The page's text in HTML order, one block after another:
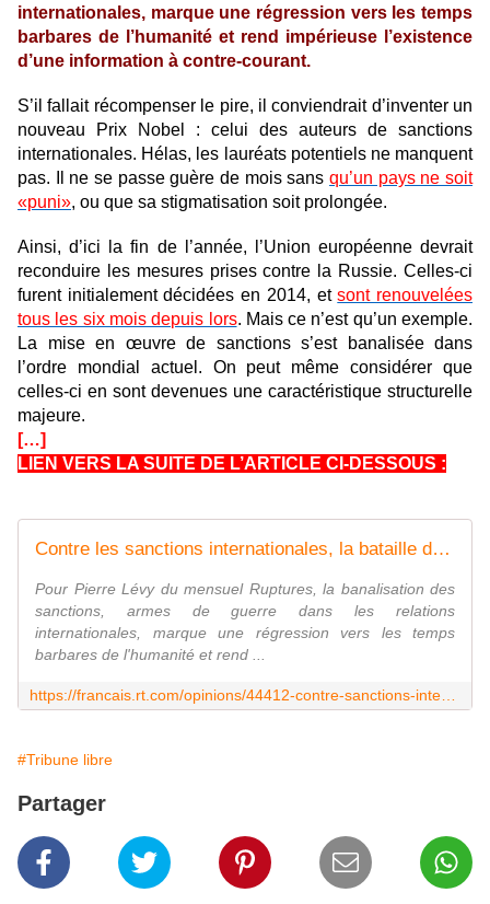
internationales, marque une régression vers les temps
barbares de l’humanité et rend impérieuse l’existence
d’une information à contre-courant.
S’il fallait récompenser le pire, il conviendrait d’inventer un
nouveau Prix Nobel : celui des auteurs de sanctions
internationales. Hélas, les lauréats potentiels ne manquent
pas. Il ne se passe guère de mois sans qu’un pays ne soit
«puni», ou que sa stigmatisation soit prolongée.
Ainsi, d’ici la fin de l’année, l’Union européenne devrait
reconduire les mesures prises contre la Russie. Celles-ci
furent initialement décidées en 2014, etsont renouvelées
tous les six mois depuis lors. Mais ce n’est qu’un exemple.
La mise en œuvre de sanctions s’est banalisée dans
l’ordre mondial actuel. On peut même considérer que
celles-ci en sont devenues une caractéristique structurelle
majeure.
[…]
LIEN VERS LA SUITE DE L’ARTICLE CI-DESSOUS :
Contre les sanctions internationales, la bataille de l'information
Pour Pierre Lévy du mensuel Ruptures, la banalisation des
sanctions, armes de guerre dans les relations
internationales, marque une régression vers les temps
barbares de l'humanité et rend ...
#Tribune libre
Partager